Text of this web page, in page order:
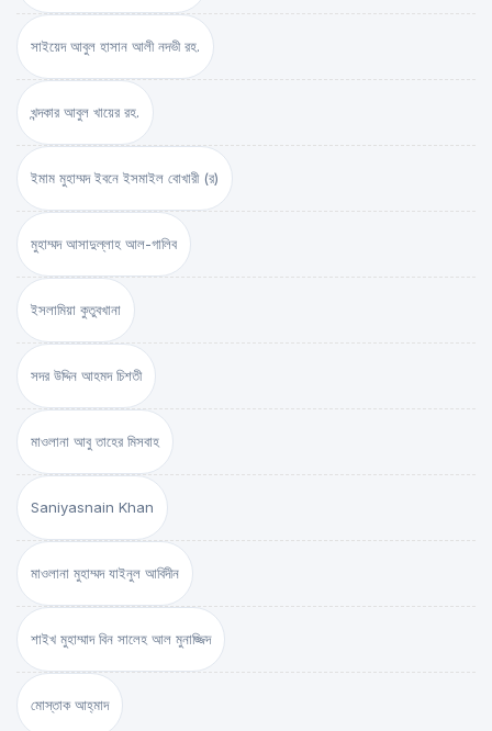
সাইয়েদ আবুল হাসান আলী নদভী রহ.
খন্দকার আবুল খায়ের রহ.
ইমাম মুহাম্মদ ইবনে ইসমাইল বোখারী (র)
মুহাম্মদ আসাদুল্লাহ আল-গালিব
ইসলামিয়া কুতুবখানা
সদর উদ্দিন আহমদ চিশতী
মাওলানা আবু তাহের মিসবাহ
Saniyasnain Khan
মাওলানা মুহাম্মদ যাইনুল আবিদীন
শাইখ মুহাম্মাদ বিন সালেহ আল মুনাজ্জিদ
মোস্তাক আহ্‌মাদ